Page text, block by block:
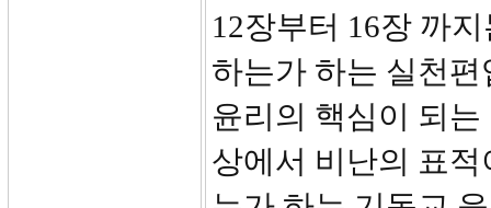
12장부터 16장 까
하는가 하는 실천
윤리의 핵심이 되
상에서 비난의 표